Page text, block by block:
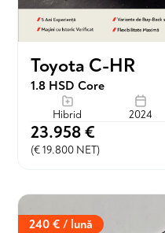
Toyota C-HR
1.8 HSD Core
Hibrid 2024
23.958 €
(€ 19.800 NET)
240 € / lună